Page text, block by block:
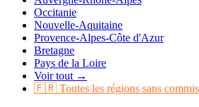
Occitanie
Nouvelle-Aquitaine
Provence-Alpes-Côte d'Azur
Bretagne
Pays de la Loire
Voir tout →
🇫🇷 Toutes les régions sans